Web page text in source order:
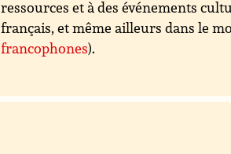
ressources et à des événements
français, et même ailleurs dans le
francophones).